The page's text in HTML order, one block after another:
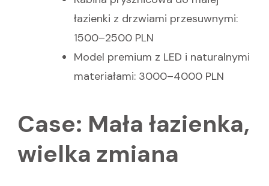
łazienki z drzwiami przesuwnymi:
1500–2500 PLN
Model premium z LED i naturalnymi
materiałami: 3000–4000 PLN
Case: Mała łazienka,
wielka zmiana